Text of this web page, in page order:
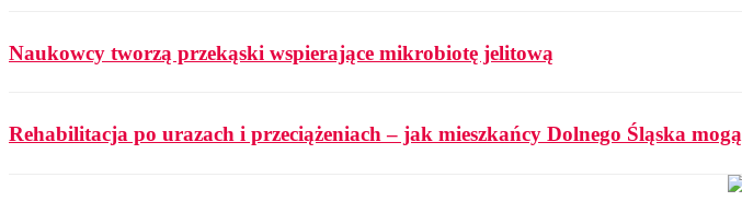
Naukowcy tworzą przekąski wspierające mikrobiotę jelitową
Rehabilitacja po urazach i przeciążeniach – jak mieszkańcy Dolnego Śląska